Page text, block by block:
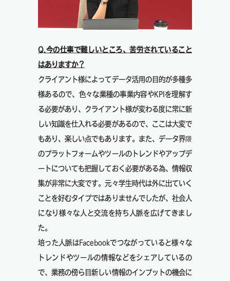
Q.今の仕事で難しいところ、苦労されていること
はありますか？
クライアント様によってデータ活用の目的が多種多
様あるので、色々な業種の事業内容やKPIを理解す
る必要があり、クライアント様が変わる度に常に新
しい知識を仕入れる必要があるので、ここは大変で
もあり、楽しい点でもあります。 また、データ界隈
のプラットフォームやツールのトレンドやアップデ
ートについても把握しておく必要がある為、情報収
集が非常に大変です。元々学生時代は外に出ていく
ことを好むタイプではありませんでしたが、社会人
になり様々な人と交流を持ち人脈を広げてきまし
た。
培った人脈はFacebookでつながっていると様々な
トレンドやツールの情報などをシェアしているの
で、業務の傍ら目新しい情報のインプットの機会に